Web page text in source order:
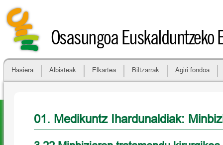
Osasungoa Euskalduntzeko
Hasiera Albisteak Elkartea Biltzarrak Agiri fondoa
01. Medikuntz Ihardunaldiak: